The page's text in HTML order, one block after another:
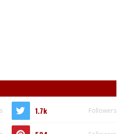
1.7k Followers